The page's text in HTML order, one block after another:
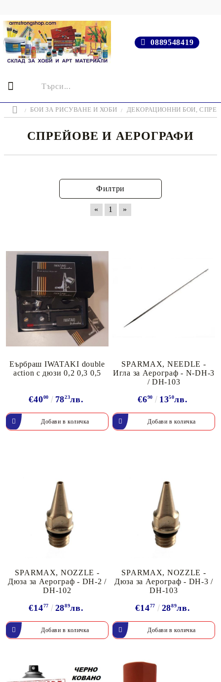
0889548419
БОИ ЗА РИСУВАНЕ И ХОБИ ДЕКОРАЦИОННИ БОИ,
СПРЕЙОВЕ И АЕРОГРАФИ
Филтри
« 1 »
Еърбраш IWATAKI double
action с дюзи 0,2 0,3 0,5
€4000 7823лв.
SPARMAX, NEEDLE -
Игла за Аерограф - N-DH-3
/ DH-103
€690 1350лв.
SPARMAX, NOZZLE -
Дюза за Аерограф - DH-2 /
DH-102
€1477 2889лв.
SPARMAX, NOZZLE -
Дюза за Аерограф - DH-3 /
DH-103
€1477 2889лв.